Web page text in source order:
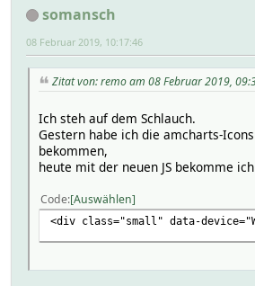
somansch
08 Februar 2019, 10:17:46
Zitat von: remo am 08 Februar 2019,
Ich steh auf dem Schlauch.
Gestern habe ich die amcharts-
bekommen,
heute mit der neuen JS bekomme
Code Auswählen
<div class="small" data-